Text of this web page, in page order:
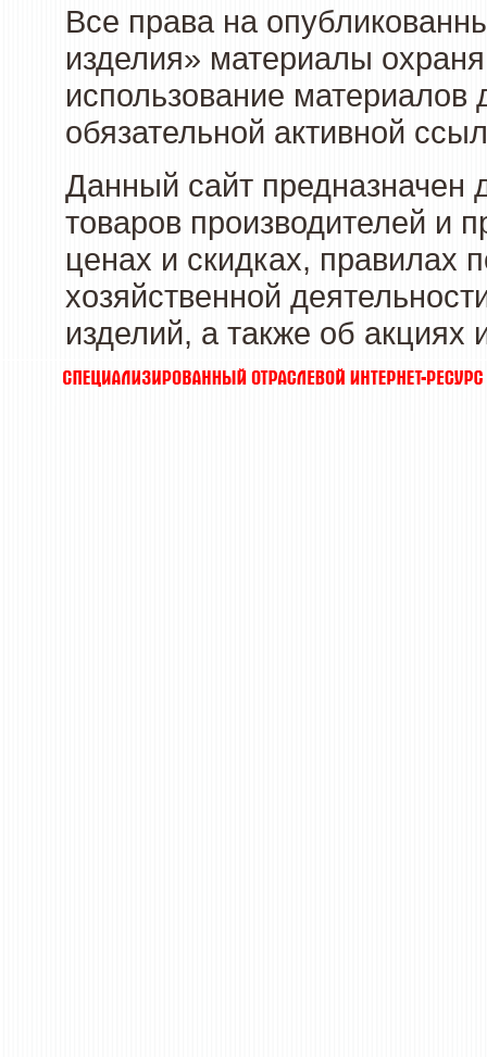
Все права на
изделия» материалы
использование материалов
обязательной активной
Данный сайт предназначен
товаров производителей и
ценах и скидках, правилах
хозяйственной
изделий, а также об